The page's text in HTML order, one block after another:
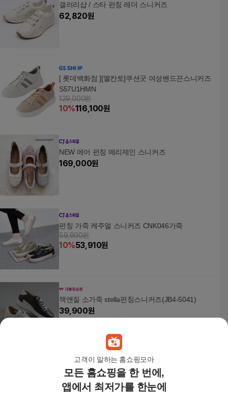
고객이 말하는 홈쇼핑모아
모든 홈쇼핑을 한 번에,
앱에서 최저가를 한눈에
갤러리샵 / 스타 펀칭 레더 스니커즈
62,820원
[ 롯데백화점 ][엘칸토]쿠션굿 여성밴드끈스니커즈
S57U1HMN
129,000원
10%116,100원
NEW 에어 펀칭 메리제인 스니커즈
169,000원
펀칭 가죽 캐주얼 스니커즈 CNK046가죽
59,900원
10%53,910원
잭앤질 소가죽 stella펀칭스니커즈(JB4-5041)
39,900원
여성용 화려한 무늬 펀칭 운동화 여름 스니커즈
+할인쿠폰
64,700원